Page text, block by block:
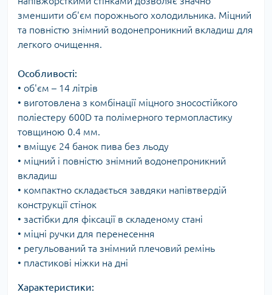
зменшити об'єм порожнього холодильника. Міцний
та повністю знімний водонепроникний вкладиш для
легкого очищення.
Особливості:
• об'єм – 14 літрів
• виготовлена з комбінації міцного зносостійкого
поліестеру 600D та полімерного термопластику
товщиною 0.4 мм.
• вміщує 24 банок пива без льоду
• міцний і повністю знімний водонепроникний
вкладиш
• компактно складається завдяки напівтвердій
конструкції стінок
• застібки для фіксації в складеному стані
• міцні ручки для перенесення
• регульований та знімний плечовий ремінь
• пластикові ніжки на дні
Характеристики: